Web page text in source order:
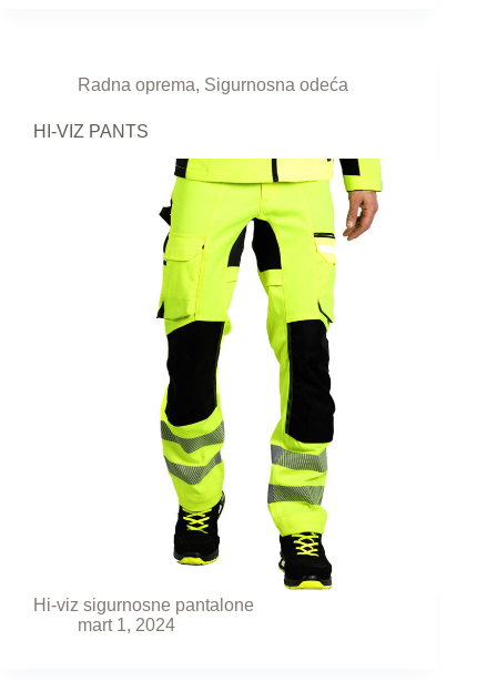
Radna oprema, Sigurnosna odeća
HI-VIZ PANTS
Hi-viz sigurnosne pantalone
mart 1, 2024